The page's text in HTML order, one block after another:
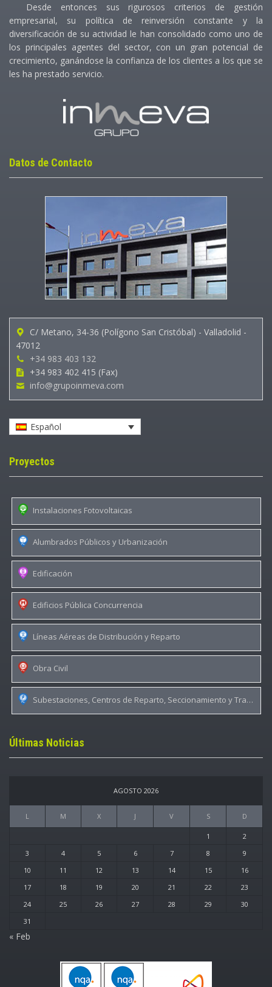
Desde entonces sus rigurosos criterios de gestión
empresarial, su política de reinversión constante y la
diversificación de su actividad le han consolidado como uno de
los principales agentes del sector, con un gran potencial de
crecimiento, ganándose la confianza de los clientes a los que se
les ha prestado servicio.
Datos de Contacto
C/ Metano, 34-36 (Polígono San Cristóbal) - Valladolid -
47012
+34 983 403 132
+34 983 402 415 (Fax)
info@grupoinmeva.com
Español
Proyectos
Instalaciones Fotovoltaicas
Alumbrados Públicos y Urbanización
Edificación
Edificios Pública Concurrencia
Líneas Aéreas de Distribución y Reparto
Obra Civil
Subestaciones, Centros de Reparto, Seccionamiento y Transformación
Últimas Noticias
AGOSTO 2026
L M X J V S D
1
2
3
4 5 6 7 8
9
10
11 12 13 14 15
16
17
18 19 20 21 22
23
24
25 26 27 28 29
30
31
« Feb